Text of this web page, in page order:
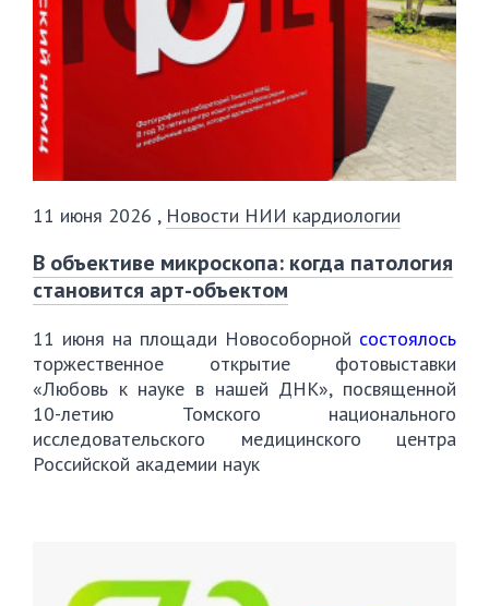
11 июня 2026 , Новости НИИ кардиологии
️В объективе микроскопа: когда патология
становится арт-объектом
11 июня на площади Новособорной состоялось
торжественное открытие фотовыставки
«Любовь к науке в нашей ДНК», посвященной
10-летию Томского национального
исследовательского медицинского центра
Российской академии наук